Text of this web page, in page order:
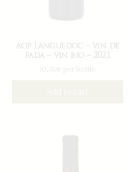
aop languedoc – vin de
fada – vin bio – 2021
10,75€ per bottle